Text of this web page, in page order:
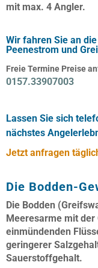
mit max. 4 Angler.
Wir fahren Sie an
Peenestrom und
Freie Termine Preise
0157.33907003
Lassen Sie sich
nächstes
Jetzt anfragen
Die Bodden-
Die Bodden
Meeresarme mit der
einmündenden
geringerer
Sauerstoffgehalt.